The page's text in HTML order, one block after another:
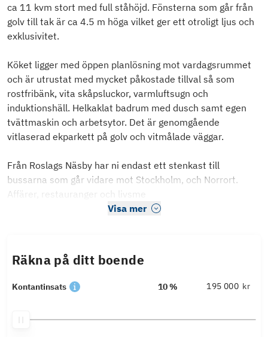
ca 11 kvm stort med full ståhöjd. Fönsterna som går från
golv till tak är ca 4.5 m höga vilket ger ett otroligt ljus och
exklusivitet.
Köket ligger med öppen planlösning mot vardagsrummet
och är utrustat med mycket påkostade tillval så som
rostfribänk, vita skåpsluckor, varmluftsugn och
induktionshäll. Helkaklat badrum med dusch samt egen
tvättmaskin och arbetsytor. Det är genomgående
vitlaserad ekparkett på golv och vitmålade väggar.
Från Roslags Näsby har ni endast ett stenkast till
bussarna som går vidare mot Stockholm, och Norrort.
Affärer, restauranger och livsme
Visa mer
Räkna på ditt boende
Kontantinsats 10 % kr